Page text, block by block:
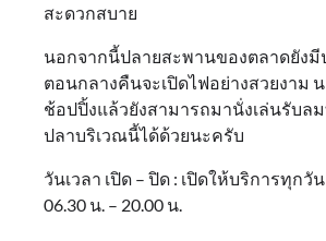
สะดวกสบาย
นอกจากนี้ปลายสะพานของตลาดยังมี
ตอนกลางคืนจะเปิดไฟอย่างสวยงาม
ช้อปปิ้งแล้วยังสามารถมานั่งเล่นรับล
ปลาบริเวณนี้ได้ด้วยนะครับ
วันเวลา เปิด – ปิด : เปิดให้บริการทุกวั
06.30 น. – 20.00 น.